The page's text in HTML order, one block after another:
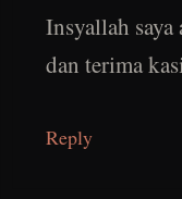
Insyallah
dan terima
Reply